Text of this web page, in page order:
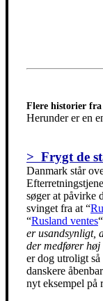
Flere historier fra
Herunder er en
> Frygt de
Danmark står
søger at påvirke
svinget fra at “
“Rusland ventes
er usandsynligt,
der medfører
er dog utroligt så
danskere
nyt eksempel på